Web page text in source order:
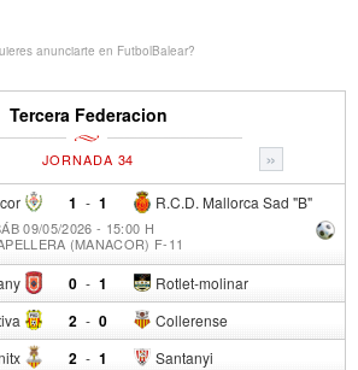
anunciarte en FutbolBalear?
Tercera Federacion
»
JORNADA 34
1 - R.C.D. Mallorca Sad "B"
1
09/05/2026 - 15:00 H
(MANACOR) F-11
0 - Rotlet-molinar
1
2 - Collerense
0
2 - Santanyi
1